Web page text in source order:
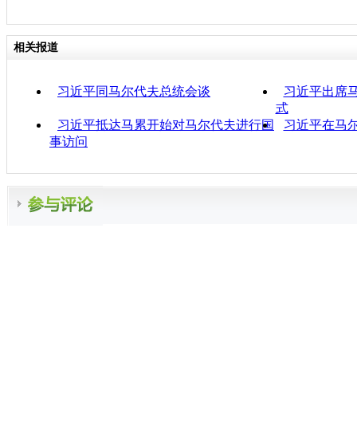
相关报道
习近平同马尔代夫总统会谈
习近平出席
式
习近平抵达马累开始对马尔代夫进行国
事访问
习近平在马